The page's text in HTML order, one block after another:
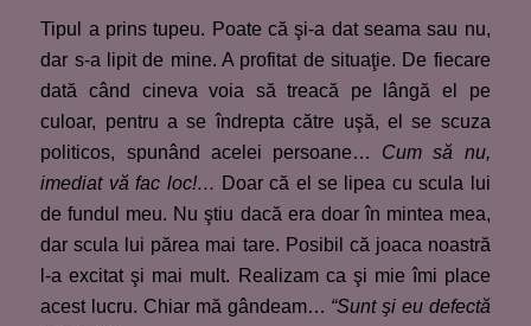
Tipul a prins tupeu. Poate că şi-a dat seama sau nu,
dar s-a lipit de mine. A profitat de situaţie. De fiecare
dată când cineva voia să treacă pe lângă el pe
culoar, pentru a se îndrepta către uşă, el se scuza
politicos, spunând acelei persoane… Cum să nu,
imediat vă fac loc!… Doar că el se lipea cu scula lui
de fundul meu. Nu ştiu dacă era doar în mintea mea,
dar scula lui părea mai tare. Posibil că joaca noastră
l-a excitat şi mai mult. Realizam ca şi mie îmi place
acest lucru. Chiar mă gândeam… “Sunt şi eu defectă